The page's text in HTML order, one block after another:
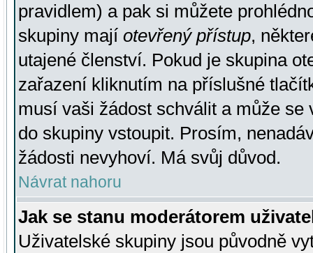
pravidlem) a pak si můžete
skupiny mají otevřený přístup,
utajené členství. Pokud je skupina
zařazení kliknutím na příslušné
musí vaši žádost schválit a může se
do skupiny vstoupit. Prosím,
žádosti nevyhoví. Má svůj důvod.
Návrat nahoru
Jak se stanu moderátorem
Uživatelské skupiny jsou původně